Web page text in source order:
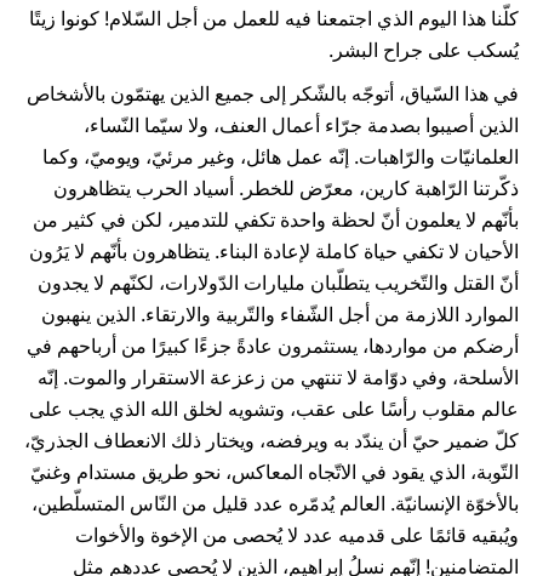
كلّنا هذا اليوم الذي اجتمعنا فيه للعمل من أجل السّلام! كونوا زيتًا
يُسكب على جراح البشر.
في هذا السّياق، أتوجّه بالشّكر إلى جميع الذين يهتمّون بالأشخاص
الذين أصيبوا بصدمة جرّاء أعمال العنف، ولا سيّما النّساء،
العلمانيّات والرّاهبات. إنّه عمل هائل، وغير مرئيّ، ويوميّ، وكما
ذكّرتنا الرّاهبة كارين، معرّض للخطر. أسياد الحرب يتظاهرون
بأنّهم لا يعلمون أنّ لحظة واحدة تكفي للتدمير، لكن في كثير من
الأحيان لا تكفي حياة كاملة لإعادة البناء. يتظاهرون بأنّهم لا يَرُون
أنّ القتل والتّخريب يتطلّبان مليارات الدّولارات، لكنّهم لا يجدون
الموارد اللازمة من أجل الشّفاء والتّربية والارتقاء. الذين ينهبون
أرضكم من مواردها، يستثمرون عادةً جزءًا كبيرًا من أرباحهم في
الأسلحة، وفي دوّامة لا تنتهي من زعزعة الاستقرار والموت. إنّه
عالم مقلوب رأسًا على عقب، وتشويه لخلق الله الذي يجب على
كلّ ضمير حيّ أن يندّد به ويرفضه، ويختار ذلك الانعطاف الجذريّ،
التّوبة، الذي يقود في الاتّجاه المعاكس، نحو طريق مستدام وغنيّ
بالأخوّة الإنسانيّة. العالم يُدمّره عدد قليل من النّاس المتسلّطين،
ويُبقيه قائمًا على قدميه عدد لا يُحصى من الإخوة والأخوات
المتضامنين! إنّهم نسلُ إبراهيم، الذين لا يُحصى عددهم مثل